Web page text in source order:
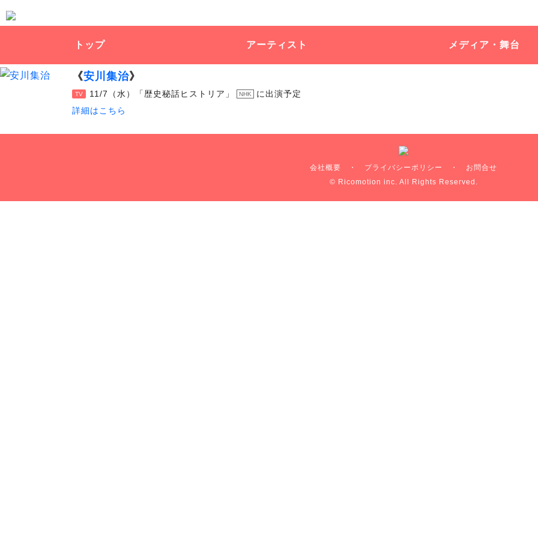
トップ アーティスト メディア・舞台
《安川集治》
TV 11/7（水）「歴史秘話ヒストリア」 NHK
に出演予定
詳細はこちら
会社概要 ・ プライバシーポリシー ・ お問合せ
© Ricomotion inc. All Rights Reserved.